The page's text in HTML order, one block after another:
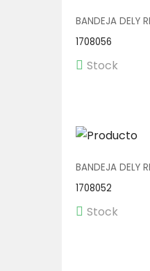
BANDEJA DELY
1708056
Stock
BANDEJA DELY
1708052
Stock